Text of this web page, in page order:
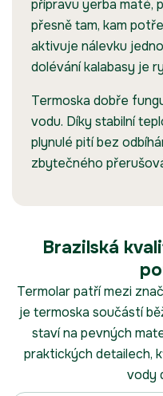
přípravu yerba maté,
přesně tam, kam
aktivuje nálevku
dolévání kalabasy je
Termoska dobře
vodu. Díky stabilní
plynulé pití bez
zbytečného
Brazilská
Termolar patří mezi
je termoska součástí
staví na pevných
praktických detailech,
vody